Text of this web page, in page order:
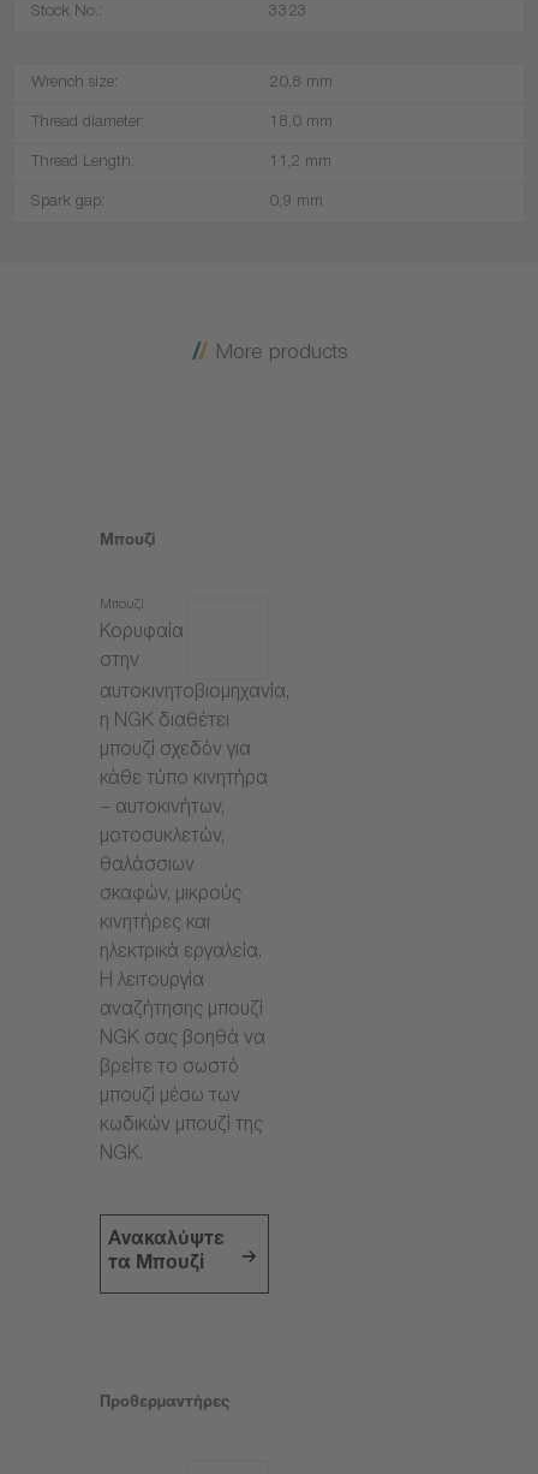
Stock No.: 3323
Wrench size: 20,8 mm
Thread diameter: 18,0 mm
Thread Length: 11,2 mm
Spark gap: 0,9 mm
More products
Μπουζί
Μπουζί
Κορυφαία
στην
αυτοκινητοβιομηχανία,
η NGK διαθέτει
μπουζί σχεδόν για
κάθε τύπο κινητήρα
– αυτοκινήτων,
μοτοσυκλετών,
θαλάσσιων
σκαφών, μικρούς
κινητήρες και
ηλεκτρικά εργαλεία.
Η λειτουργία
αναζήτησης μπουζί
NGK σας βοηθά να
βρείτε το σωστό
μπουζί μέσω των
κωδικών μπουζί της
NGK.
Ανακαλύψτε
τα Μπουζί
Προθερμαντήρες